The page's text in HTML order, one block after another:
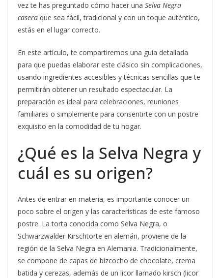
vez te has preguntado cómo hacer una Selva Negra
casera que sea fácil, tradicional y con un toque auténtico,
estás en el lugar correcto.
En este artículo, te compartiremos una guía detallada
para que puedas elaborar este clásico sin complicaciones,
usando ingredientes accesibles y técnicas sencillas que te
permitirán obtener un resultado espectacular. La
preparación es ideal para celebraciones, reuniones
familiares o simplemente para consentirte con un postre
exquisito en la comodidad de tu hogar.
¿Qué es la Selva Negra y
cuál es su origen?
Antes de entrar en materia, es importante conocer un
poco sobre el origen y las características de este famoso
postre. La torta conocida como Selva Negra, o
Schwarzwälder Kirschtorte en alemán, proviene de la
región de la Selva Negra en Alemania. Tradicionalmente,
se compone de capas de bizcocho de chocolate, crema
batida y cerezas, además de un licor llamado kirsch (licor